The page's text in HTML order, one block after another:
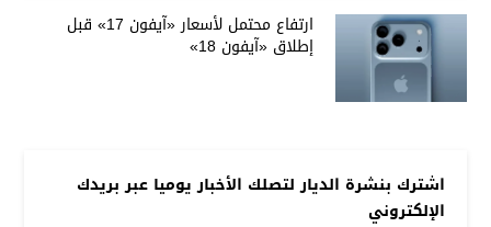
ارتفاع محتمل لأسعار «آيفون 17» قبل
إطلاق «آيفون 18»
اشترك بنشرة الديار لتصلك الأخبار يوميا عبر بريدك
الإلكتروني